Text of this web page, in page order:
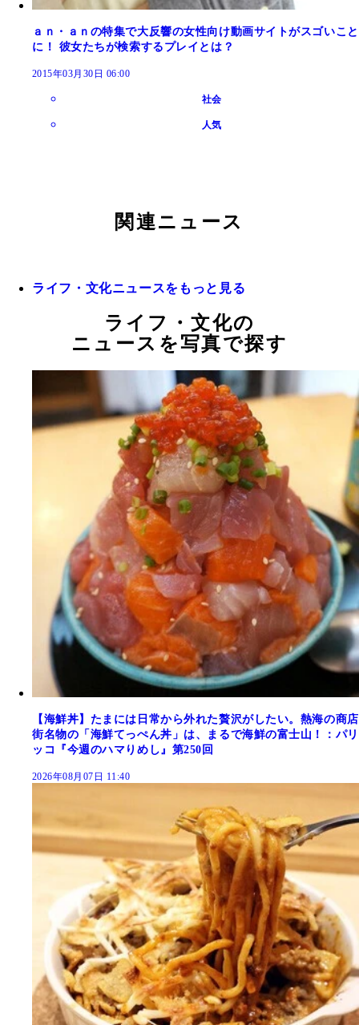
ａｎ・ａｎの特集で大反響の女性向け動画サイトがスゴいこと
に！ 彼女たちが検索するプレイとは？
2015年03月30日 06:00
社会
人気
関連ニュース
ライフ・文化ニュースをもっと見る
ライフ・文化の
ニュースを写真で探す
【海鮮丼】たまには日常から外れた贅沢がしたい。熱海の商店
街名物の「海鮮てっぺん丼」は、まるで海鮮の富士山！：パリ
ッコ『今週のハマりめし』第250回
2026年08月07日 11:40